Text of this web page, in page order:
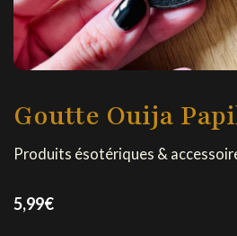
Goutte Ouija
Produits ésotériques &
5,99€